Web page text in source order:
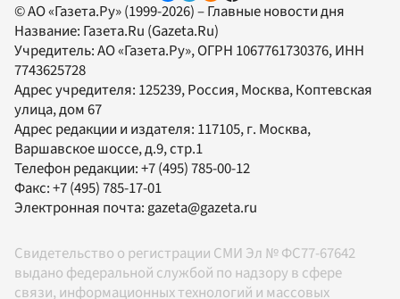
© АО «Газета.Ру» (1999-2026) – Главные новости дня
Название: Газета.Ru (Gazeta.Ru)
Учредитель:АО «Газета.Ру», ОГРН 1067761730376, ИНН
7743625728
Адрес учредителя: 125239, Россия, Москва, Коптевская
улица, дом 67
Адрес редакции и издателя: 117105, г. Москва,
Варшавское шоссе, д.9, стр.1
Телефон редакции:+7 (495) 785-00-12
Факс:+7 (495) 785-17-01
Электронная почта:gazeta@gazeta.ru
Свидетельство о регистрации СМИ Эл № ФС77-67642
выдано федеральной службой по надзору в сфере
связи, информационных технологий и массовых